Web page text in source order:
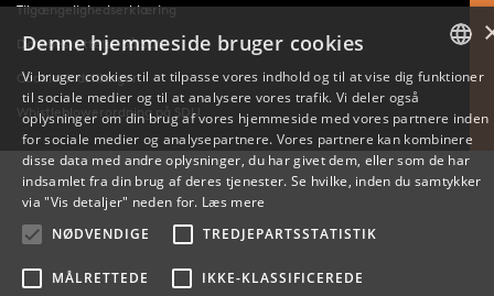
Tilgængelighedserklæring
Databeskyttelse på SDU
Cookie-indstillinger
Whistleblowerordning på SDU
ENGLISH
Denne hjemmeside bruger cookies
Vi bruger cookies til at tilpasse vores indhold og til at vise dig funktioner
til sociale medier og til at analysere vores trafik. Vi deler også
oplysninger om din brug af vores hjemmeside med vores partnere inden
for sociale medier og analysepartnere. Vores partnere kan kombinere
disse data med andre oplysninger, du har givet dem, eller som de har
indsamlet fra din brug af deres tjenester. Se hvilke, inden du samtykker
via "Vis detaljer" neden for. Læs mere
NØDVENDIGE
TREDJEPARTSSTATISTIK
MÅLRETTEDE IKKE-KLASSIFICEREDE